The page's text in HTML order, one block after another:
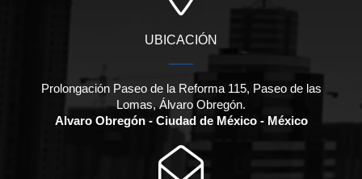
UBICACIÓN
Prolongación Paseo de la Reforma 115, Paseo de las
Lomas, Álvaro Obregón.
Alvaro Obregón - Ciudad de México - México